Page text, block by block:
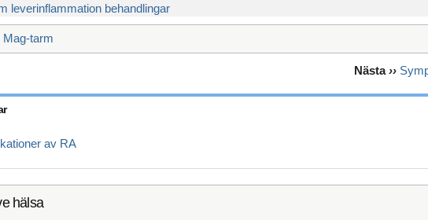
leverinflammation behandlingar
Mag-tarm
Nästa››
av RA
hälsa